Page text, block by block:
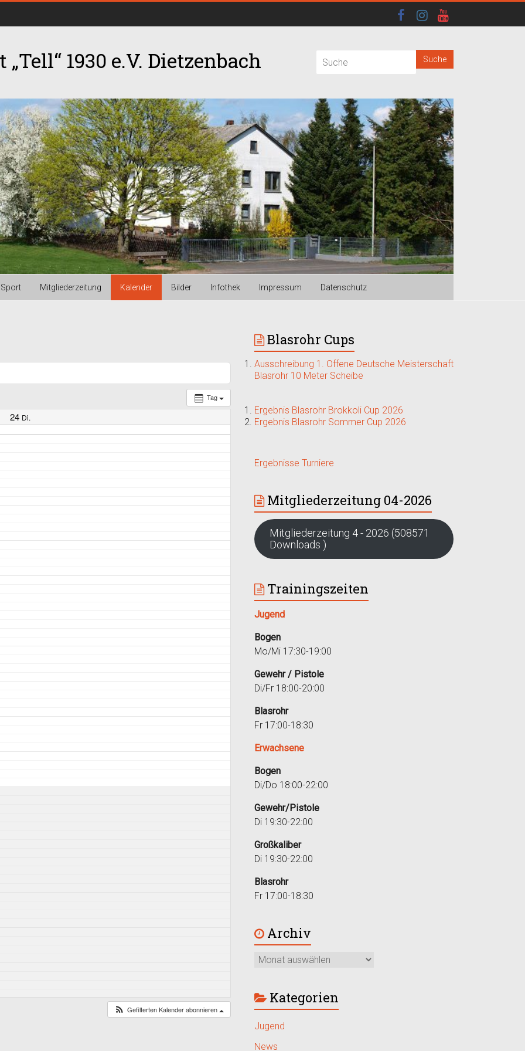
1930 e.V. Dietzenbach
Sport Mitgliederzeitung Kalender Bilder Infothek Impressum Datenschutz
Tag
24 Di.
Gefilterten Kalender abonnieren
Blasrohr Cups
Ausschreibung 1. Offene Deutsche Meisterschaft
Blasrohr 10 Meter Scheibe
Ergebnis Blasrohr Brokkoli Cup 2026
Ergebnis Blasrohr Sommer Cup 2026
Ergebnisse Turniere
Mitgliederzeitung 04-2026
Mitgliederzeitung 4 - 2026 (508571
Downloads )
Trainingszeiten
Jugend
Bogen
Mo/Mi 17:30-19:00
Gewehr / Pistole
Di/Fr 18:00-20:00
Blasrohr
Fr 17:00-18:30
Erwachsene
Bogen
Di/Do 18:00-22:00
Gewehr/Pistole
Di 19:30-22:00
Großkaliber
Di 19:30-22:00
Blasrohr
Fr 17:00-18:30
Archiv
Kategorien
Jugend
News